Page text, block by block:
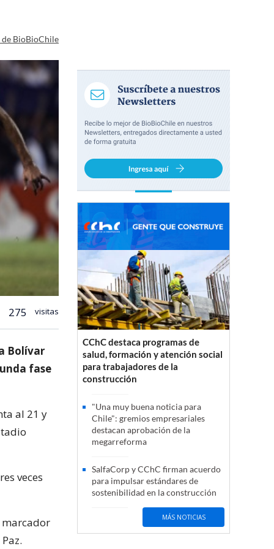
BioBioChile
275 visitas
Bolívar
fase
al 21 y
veces
marcador
CChC destaca programas de
salud, formación y atención social
para trabajadores de la
construcción
"Una muy buena noticia para
Chile": gremios empresariales
destacan aprobación de la
megarreforma
SalfaCorp y CChC firman acuerdo
para impulsar estándares de
sostenibilidad en la construcción
MÁS NOTICIAS